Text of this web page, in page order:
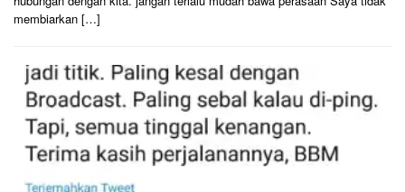
membiarkan […]